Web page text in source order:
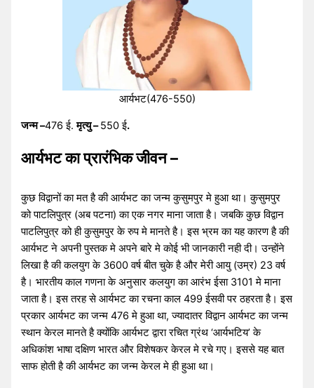
आर्यभट(476-550)
जन्म –476 ई.मृत्यु –550 ई.
आर्यभट काप्रारंभिक जीवन–
कुछ विद्वानों का मत है की आर्यभट का जन्म कुसुमपुर मे हुआ था। कुसुमपुर
को पाटलिपुत्र (अब पटना) का एक नगर माना जाता है। जबकि कुछ विद्वान
पाटलिपुत्र को ही कुसुमपुर के रुप मे मानते है। इस भ्रम का यह कारण है की
आर्यभट ने अपनी पुस्तक मे अपने बारे मे कोई भी जानकारी नही दी। उन्होंने
लिखा है की कलयुग के 3600 वर्ष बीत चुके है और मेरी आयु (उम्र) 23 वर्ष
है। भारतीय काल गणना के अनुसार कलयुग का आरंभ ईसा 3101 मे माना
जाता है। इस तरह से आर्यभट का रचना काल 499 ईसवी पर ठहरता है। इस
प्रकार आर्यभट का जन्म 476 मे हुआ था, ज्यादातर विद्वान आर्यभट का जन्म
स्थान केरल मानते है क्योंकि आर्यभट द्वारा रचित ग्रंथ ‘आर्यभटिय’ के
अधिकांश भाषा दक्षिण भारत और विशेषकर केरल मे रचे गए। इससे यह बात
साफ होती है की आर्यभट का जन्म केरल मे ही हुआ था।